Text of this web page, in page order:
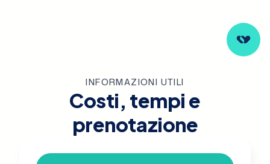
INFORMAZIONI UTILI
Costi, tempi e
prenotazione